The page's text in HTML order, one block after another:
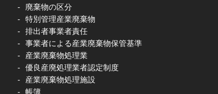
廃棄物の区分
特別管理産業廃棄物
排出者事業者責任
事業者による産業廃棄物保管基準
産業廃棄物処理業
優良産廃処理業者認定制度
産業廃棄物処理施設
帳簿